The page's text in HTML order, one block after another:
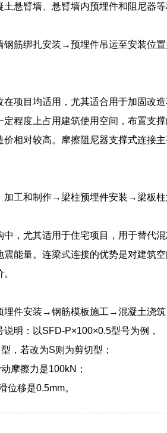
悬臂墙、悬臂墙内预埋件和阻尼器等
筋绑扎安装→预埋件吊运至安装位
在项目均适用，尤其适合用于加固改
定程度上占用建筑使用空间，布置支
价相对较高。摩擦阻尼器支撑式连接
加工和制作→梁柱预埋件安装→梁板
中，尤其适用于住宅项目，用于替代
震能量。连梁式连接的优势是对建筑
埋件安装→钢筋模板施工→混凝土浇
说明：以SFD-P×100×0.5型号为例，
，若改为S则为剪切型；
摩擦力是100kN；
位移是0.5mm。